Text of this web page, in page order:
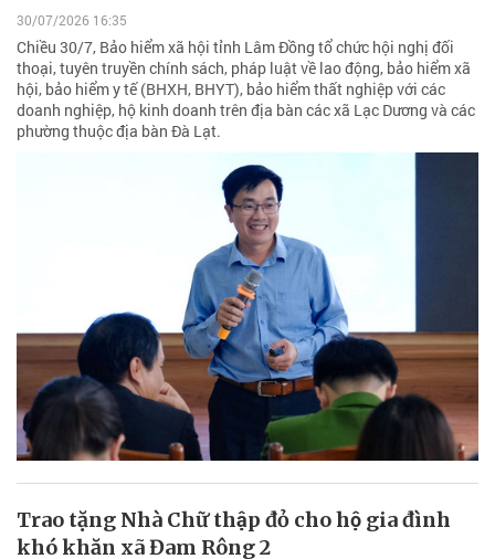
30/07/2026 16:35
Chiều 30/7, Bảo hiểm xã hội tỉnh Lâm Đồng tổ chức hội nghị đối
thoại, tuyên truyền chính sách, pháp luật về lao động, bảo hiểm xã
hội, bảo hiểm y tế (BHXH, BHYT), bảo hiểm thất nghiệp với các
doanh nghiệp, hộ kinh doanh trên địa bàn các xã Lạc Dương và các
phường thuộc địa bàn Đà Lạt.
Trao tặng Nhà Chữ thập đỏ cho hộ gia đình
khó khăn xã Đam Rông 2